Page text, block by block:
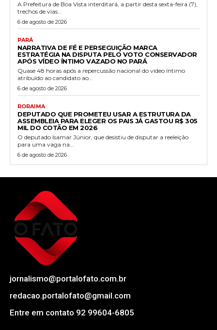
A Prefeitura de Boa Vista interditará, a partir desta sexta-feira (7),
trechos de vias...
6 de agosto de 2026
PARÁ
NARRATIVA DE FÉ E PERSEGUIÇÃO MARCA
ESTRATÉGIA NA DISPUTA PELO VOTO CONSERVADOR
APÓS VÍDEO ÍNTIMO VAZADO NO PARÁ
Quase 48 horas após a repercussão nacional do vídeo íntimo
atribuído ao candidato ao...
6 de agosto de 2026
RORAIMA
DEPUTADO QUE PROMETEU USAR A ESTRUTURA DA
ASSEMBLEIA PARA ELEGER OS PAIS JÁ GASTOU R$ 305
MIL DO COTÃO EM 2026
O deputado Isamar Júnior, que desistiu de disputar a reeleição
para uma vaga na...
6 de agosto de 2026
jornalismo@portalofato.com.br
redacao.portalofato@gmail.com
Entre em contato 92 99604-6805